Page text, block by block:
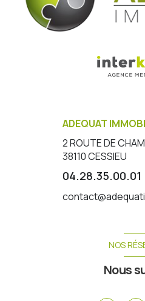
ADEQUAT
2 ROUTE DE
38110CESSIEU
04.28.35.00.01
NOS
Nous